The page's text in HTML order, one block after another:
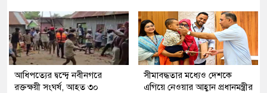
আধিপত্যের দ্বন্দ্বে নবীনগরে
রক্তক্ষয়ী সংঘর্ষ, আহত ৩০
সীমাবদ্ধতার মধ্যেও দেশকে
এগিয়ে নেওয়ার আহ্বান প্রধানমন্ত্রীর